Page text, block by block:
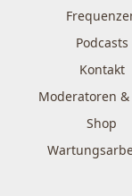
Podcasts
Kontakt
Moderatoren &
Shop